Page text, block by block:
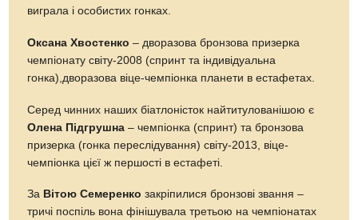
виграла і особистих гонках.
Оксана Хвостенко – дворазова бронзова призерка
чемпіонату світу-2008 (спринт та індивідуальна
гонка),дворазова віце-чемпіонка планети в естафетах.
Серед чинних наших біатлоністок найтитулованішою є
Олена Підгрушна – чемпіонка (спринт) та бронзова
призерка (гонка переслідування) світу-2013, віце-
чемпіонка цієї ж першості в естафеті.
За Вітою Семеренко закріпилися бронзові звання –
тричі поспіль вона фінішувала третьою на чемпіонатах